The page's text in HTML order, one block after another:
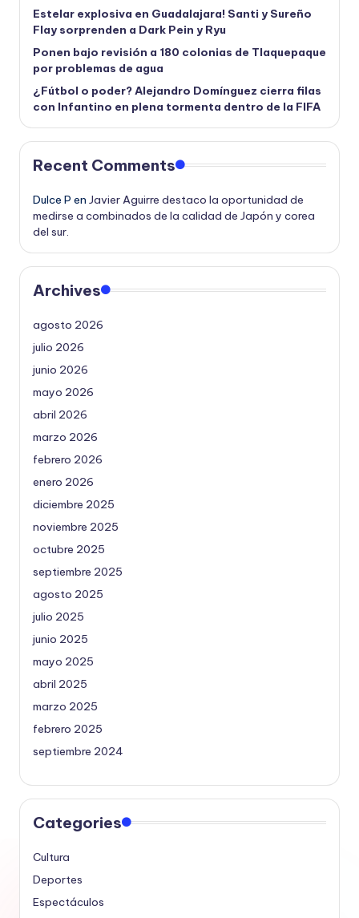
Estelar explosiva en Guadalajara! Santi y Sureño
Flay sorprenden a Dark Pein y Ryu
Ponen bajo revisión a 180 colonias de Tlaquepaque
por problemas de agua
¿Fútbol o poder? Alejandro Domínguez cierra filas
con Infantino en plena tormenta dentro de la FIFA
Recent Comments
Dulce P en Javier Aguirre destaco la oportunidad de
medirse a combinados de la calidad de Japón y corea
del sur.
Archives
agosto 2026
julio 2026
junio 2026
mayo 2026
abril 2026
marzo 2026
febrero 2026
enero 2026
diciembre 2025
noviembre 2025
octubre 2025
septiembre 2025
agosto 2025
julio 2025
junio 2025
mayo 2025
abril 2025
marzo 2025
febrero 2025
septiembre 2024
Categories
Cultura
Deportes
Espectáculos